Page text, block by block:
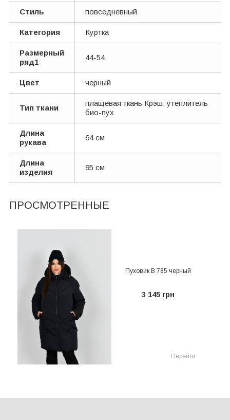
Стиль повседневный
Категория Куртка
Размерный
ряд1
44-54
Цвет черный
Тип ткани
плащевая ткань Крэш; утеплитель
био-пух
Длина
рукава
64 см
Длина
изделия
95 см
ПРОСМОТРЕННЫЕ
Пуховик В 785 черный
3 145 грн
Перейти